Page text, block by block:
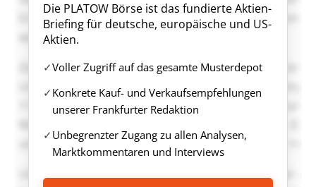
Die PLATOW Börse ist das fundierte Aktien-
Briefing für deutsche, europäische und US-
Aktien.
Voller Zugriff auf das gesamte Musterdepot
Konkrete Kauf- und Verkaufsempfehlungen
unserer Frankfurter Redaktion
Unbegrenzter Zugang zu allen Analysen,
Marktkommentaren und Interviews